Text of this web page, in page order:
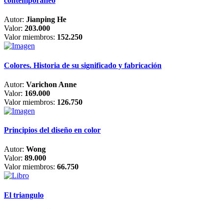
Autor: Jianping He
Valor: 203.000
Valor miembros: 152.250
Colores. Historia de su significado y fabricación
Autor: Varichon Anne
Valor: 169.000
Valor miembros: 126.750
Principios del diseño en color
Autor: Wong
Valor: 89.000
Valor miembros: 66.750
El triangulo